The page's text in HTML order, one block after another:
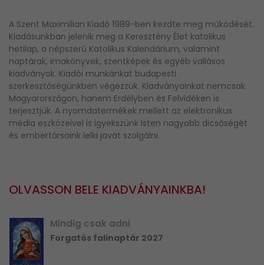
A Szent Maximilian Kiadó 1989-ben kezdte meg működését.
Kiadásunkban jelenik meg a Keresztény Élet katolikus
hetilap, a népszerű Katolikus Kalendárium, valamint
naptárak, imakönyvek, szentképek és egyéb vallásos
kiadványok. Kiadói munkánkat budapesti
szerkesztőségünkben végezzük. Kiadványainkat nemcsak
Magyarországon, hanem Erdélyben és Felvidéken is
terjesztjük. A nyomdatermékek mellett az elektronikus
média eszközeivel is igyekszünk Isten nagyobb dicsőségét
és embertársaink lelki javát szolgálni.
OLVASSON BELE KIADVÁNYAINKBA!
Mindig csak adni
Forgatós falinaptár 2027